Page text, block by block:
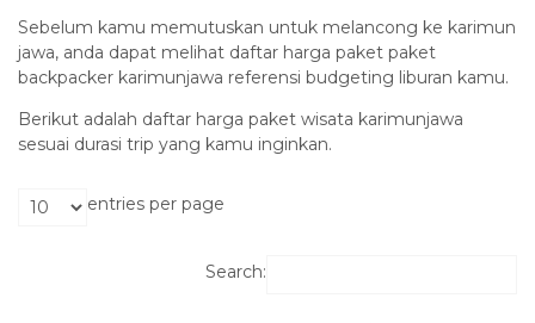
Sebelum kamu memutuskan untuk melancong ke karimun
jawa, anda dapat melihat daftar harga paket paket
backpacker karimunjawa referensi budgeting liburan kamu.
Berikut adalah daftar harga paket wisata karimunjawa
sesuai durasi trip yang kamu inginkan.
entries per page
Search: